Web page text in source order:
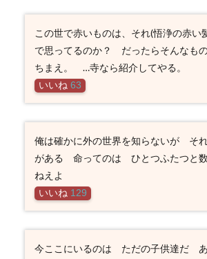
言・名
この世で赤いものは、それ(悟浄の赤い
で思ってるのか？ だったらそんなも
ちまえ。 …寺なら紹介してやる。
いいね 63
俺は確かに外の世界を知らないが そ
がある 命ってのは ひとつふたつと
ねえよ
いいね 129
今ここにいるのは ただの子供達だ あ